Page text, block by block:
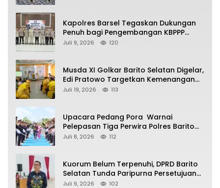
Kapolres Barsel Tegaskan Dukungan
Penuh bagi Pengembangan KBPPP
Kalimantan Tengah
Juli 9, 2026 120
Musda XI Golkar Barito Selatan Digelar,
Edi Pratowo Targetkan Kemenangan
Partai pada Pemilu Mendatang
Juli 19, 2026 113
Upacara Pedang Pora Warnai
Pelepasan Tiga Perwira Polres Barito
Selatan Masuki Masa Pensiun
Juli 8, 2026 112
Kuorum Belum Terpenuhi, DPRD Barito
Selatan Tunda Paripurna Persetujuan
Raperda Pertanggungjawaban APBD
Juli 9, 2026 102